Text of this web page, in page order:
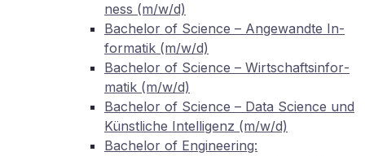
ness (m/w/d)
Ba­che­lor of Sci­ence – An­ge­wand­te In­
for­ma­tik (m/w/d)
Ba­che­lor of Sci­ence – Wirt­schafts­in­for­
ma­tik (m/w/d)
Ba­che­lor of Sci­ence – Data Sci­ence und
Künst­li­che In­tel­li­genz (m/w/d)
Ba­che­lor of En­gi­nee­ring: